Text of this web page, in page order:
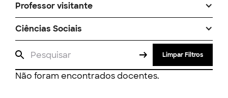
Professor visitante
Ciências Sociais
Limpar Filtros
Não foram encontrados docentes.